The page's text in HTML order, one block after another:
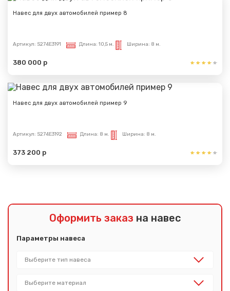
Навес для двух автомобилей пример 8
Артикул: S274E3191 Длина: 10,5 м. Ширина: 8 м.
380 000 р
Навес для двух автомобилей пример 9
Артикул: S274E3192 Длина: 8 м. Ширина: 8 м.
373 200 р
Оформить заказ на навес
Параметры навеса